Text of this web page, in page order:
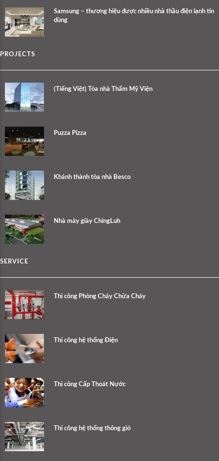
Samsung – thương hiệu được nhiều nhà thầu điện lạnh tin
dùng
PROJECTS
(Tiếng Việt) Tòa nhà Thẩm Mỹ Viện
Puzza Pizza
Khánh thành tòa nhà Besco
Nhà máy giày ChingLuh
SERVICE
Thi công Phòng Cháy Chữa Cháy
Thi công hệ thống Điện
Thi công Cấp Thoát Nước
Thi công hệ thống thông gió